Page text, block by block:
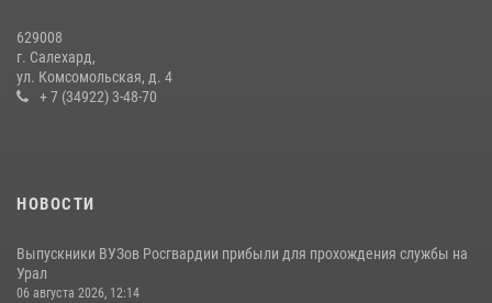
14 июля 2026, 06:53
629008
г. Салехард,
ул. Комсомольская, д. 4
+ 7 (34922) 3-48-70
НОВОСТИ
Выпускники ВУЗов Росгвардии прибыли для прохождения службы на
Урал
06 августа 2026, 12:14